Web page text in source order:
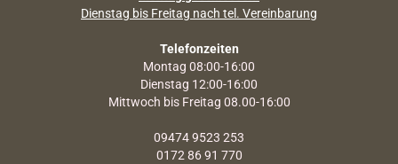
Dienstag bis Freitag nach tel. Vereinbarung
Telefonzeiten
Montag 08:00-16:00
Dienstag 12:00-16:00
Mittwoch bis Freitag 08.00-16:00
09474 9523 253
0172 86 91 770